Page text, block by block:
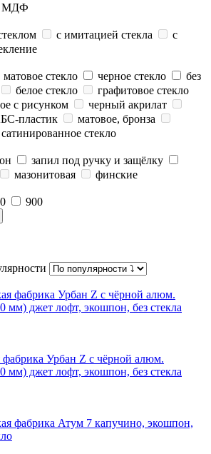
МДФ
с имитацией стекла
с
матовое стекло черное стекло
без
белое стекло
графитовое стекло
с рисунком
черный акрилат
пластик
матовое, бронза
сатинированное стекло
запил под ручку и защёлку
мазонитовая
финские
900
Урбан Z с чёрной алюм.
мм) джет лофт, экошпон, без стекла